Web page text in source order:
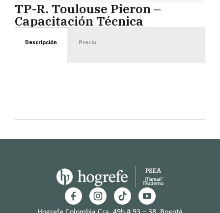
TP-R. Toulouse Pieron –
Capacitación Técnica
Descripción Precio